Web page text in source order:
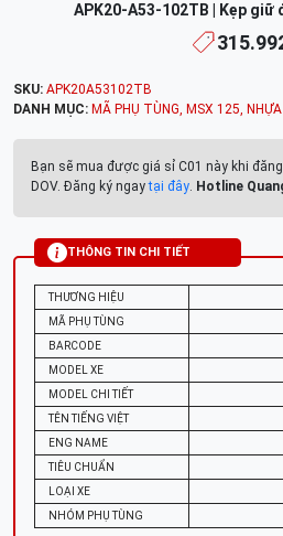
APK20-A53-102TB | Kẹp giữ
SKU: APK20A53102TB
DANH MỤC: MÃ PHỤ TÙNG, MSX 125,
Bạn sẽ mua được giá sỉ C01 này khi
DOV. Đăng ký ngaytại đây. Hotline
THÔNG TIN CHI TIẾT
THƯƠNG HIỆU
MÃ PHỤ TÙNG
BARCODE
MODEL XE
MODEL CHI TIẾT
TÊN TIẾNG VIỆT
ENG NAME
TIÊU CHUẨN
LOẠI XE
NHÓM PHỤ TÙNG